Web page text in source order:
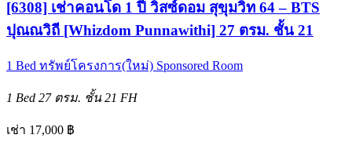
[6308] เช่าคอนโด 1 ปี วิสซ์ดอม สุขุมวิท 64 – BTS
ปุณณวิถี [Whizdom Punnawithi] 27 ตรม. ชั้น 21
1 Bed ทรัพย์โครงการ(ใหม่) Sponsored Room
1 Bed 27 ตรม. ชั้น 21 FH
เช่า 17,000 ฿